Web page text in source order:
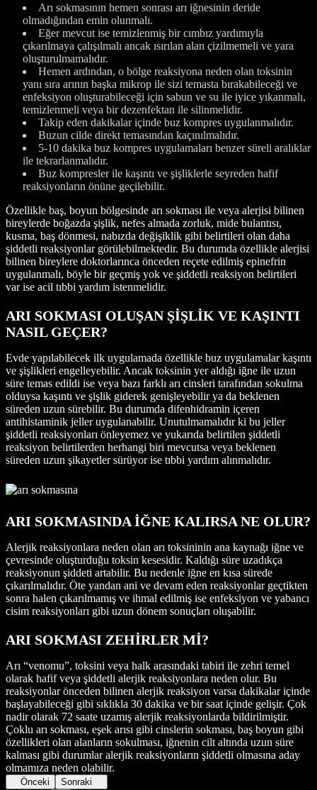
Arı sokmasının hemen sonrası arı iğnesinin deride
olmadığından emin olunmalı.
Eğer mevcut ise temizlenmiş bir cımbız yardımıyla
çıkarılmaya çalışılmalı ancak ısırılan alan çizilmemeli ve yara
oluşturulmamalıdır.
Hemen ardından, o bölge reaksiyona neden olan toksinin
yanı sıra arının başka mikrop ile sizi temasta bırakabileceği ve
enfeksiyon oluşturabileceği için sabun ve su ile iyice yıkanmalı,
temizlenmeli veya bir dezenfektan ile silinmelidir.
Takip eden dakikalar içinde buz kompres uygulanmalıdır.
Buzun cilde direkt temasından kaçınılmalıdır.
5-10 dakika buz kompres uygulamaları benzer süreli aralıklar
ile tekrarlanmalıdır.
Buz kompresler ile kaşıntı ve şişliklerle seyreden hafif
reaksiyonların önüne geçilebilir.
Özellikle baş, boyun bölgesinde arı sokması ile veya alerjisi bilinen
bireylerde boğazda şişlik, nefes almada zorluk, mide bulantısı,
kusma, baş dönmesi, nabızda değişiklik gibi belirtileri olan daha
şiddetli reaksiyonlar görülebilmektedir. Bu durumda özellikle alerjisi
bilinen bireylere doktorlarınca önceden reçete edilmiş epinefrin
uygulanmalı, böyle bir geçmiş yok ve şiddetli reaksiyon belirtileri
var ise acil tıbbi yardım istenmelidir.
ARI SOKMASI OLUŞAN ŞİŞLİK VE KAŞINTI
NASIL GEÇER?
Evde yapılabilecek ilk uygulamada özellikle buz uygulamalar kaşıntı
ve şişlikleri engelleyebilir. Ancak toksinin yer aldığı iğne ile uzun
süre temas edildi ise veya bazı farklı arı cinsleri tarafından sokulma
olduysa kaşıntı ve şişlik giderek genişleyebilir ya da beklenen
süreden uzun sürebilir. Bu durumda difenhidramin içeren
antihistaminik jeller uygulanabilir. Unutulmamalıdır ki bu jeller
şiddetli reaksiyonları önleyemez ve yukarıda belirtilen şiddetli
reaksiyon belirtilerden herhangi biri mevcutsa veya beklenen
süreden uzun şikayetler sürüyor ise tıbbi yardım alınmalıdır.
ARI SOKMASINDA İĞNE KALIRSA NE OLUR?
Alerjik reaksiyonlara neden olan arı toksininin ana kaynağı iğne ve
çevresinde oluşturduğu toksin kesesidir. Kaldığı süre uzadıkça
reaksiyonun şiddeti artabilir. Bu nedenle iğne en kısa sürede
çıkarılmalıdır. Öte yandan ani ve devam eden reaksiyonlar geçtikten
sonra halen çıkarılmamış ve ihmal edilmiş ise enfeksiyon ve yabancı
cisim reaksiyonları gibi uzun dönem sonuçları oluşabilir.
ARI SOKMASI ZEHİRLER Mİ?
Arı “venomu”, toksini veya halk arasındaki tabiri ile zehri temel
olarak hafif veya şiddetli alerjik reaksiyonlara neden olur. Bu
reaksiyonlar önceden bilinen alerjik reaksiyon varsa dakikalar içinde
başlayabileceği gibi sıklıkla 30 dakika ve bir saat içinde gelişir. Çok
nadir olarak 72 saate uzamış alerjik reaksiyonlarda bildirilmiştir.
Çoklu arı sokması, eşek arısı gibi cinslerin sokması, baş boyun gibi
özellikleri olan alanların sokulması, iğnenin cilt altında uzun süre
kalması gibi durumlar alerjik reaksiyonların şiddetli olmasına aday
olmamıza neden olabilir.
Önceki Sonraki